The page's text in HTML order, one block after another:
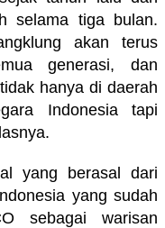
selama tiga bulan.
akan terus
generasi, dan
hanya di daerah
Indonesia tapi
yang berasal dari
yang sudah
sebagai warisan